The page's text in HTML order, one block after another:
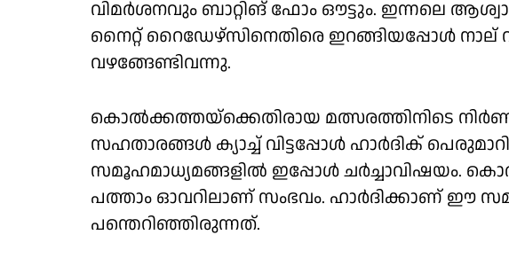
വിമർശനവും ബാറ്റിങ് ഫോം ഔട്ടും. ഇന്നലെ
നൈറ്റ് റൈഡേഴ്‌സിനെതിരെ ഇറങ്ങിയപ്പോൾ നാല്
വഴങ്ങേണ്ടിവന്നു.
കൊൽക്കത്തയ്‌ക്കെതിരായ മത്സരത്തിനിടെ
സഹതാരങ്ങൾ ക്യാച്ച് വിട്ടപ്പോൾ ഹാർദിക്
സമൂഹമാധ്യമങ്ങളിൽ ഇപ്പോൾ ചർച്ചാവിഷയം.
പത്താം ഓവറിലാണ് സംഭവം. ഹാർദിക്കാണ് ഈ
പന്തെറിഞ്ഞിരുന്നത്.